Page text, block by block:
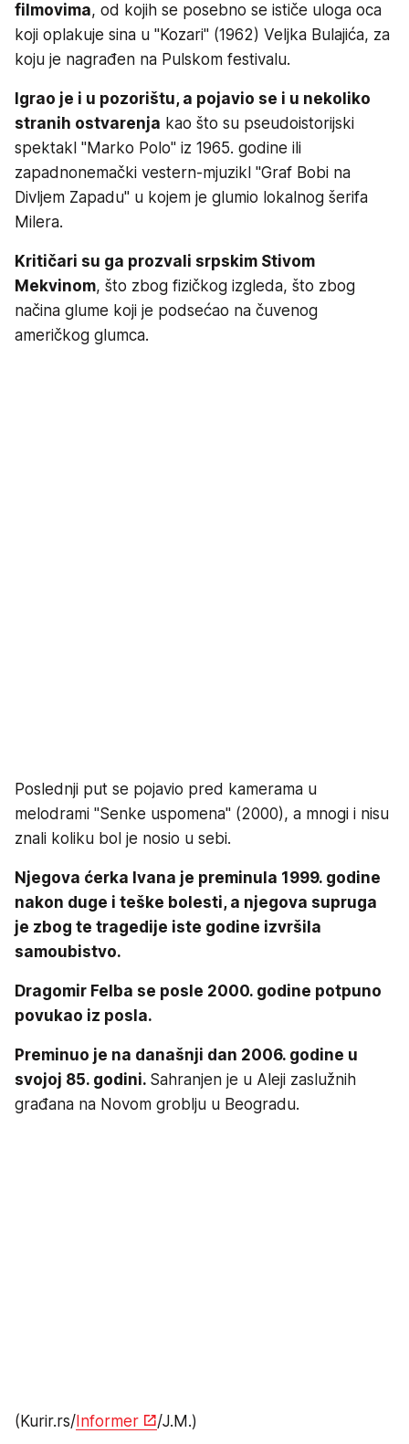
filmovima, od kojih se posebno se ističe uloga oca
koji oplakuje sina u "Kozari" (1962) Veljka Bulajića, za
koju je nagrađen na Pulskom festivalu.
Igrao je i u pozorištu, a pojavio se i u nekoliko
stranih ostvarenja kao što su pseudoistorijski
spektakl "Marko Polo" iz 1965. godine ili
zapadnonemački vestern-mjuzikl "Graf Bobi na
Divljem Zapadu" u kojem je glumio lokalnog šerifa
Milera.
Kritičari su ga prozvali srpskim Stivom
Mekvinom, što zbog fizičkog izgleda, što zbog
načina glume koji je podsećao na čuvenog
američkog glumca.
Poslednji put se pojavio pred kamerama u
melodrami "Senke uspomena" (2000), a mnogi i nisu
znali koliku bol je nosio u sebi.
Njegova ćerka Ivana je preminula 1999. godine
nakon duge i teške bolesti, a njegova supruga
je zbog te tragedije iste godine izvršila
samoubistvo.
Dragomir Felba se posle 2000. godine potpuno
povukao iz posla.
Preminuo je na današnji dan 2006. godine u
svojoj 85. godini. Sahranjen je u Aleji zaslužnih
građana na Novom groblju u Beogradu.
(Kurir.rs/Informer /J.M.)